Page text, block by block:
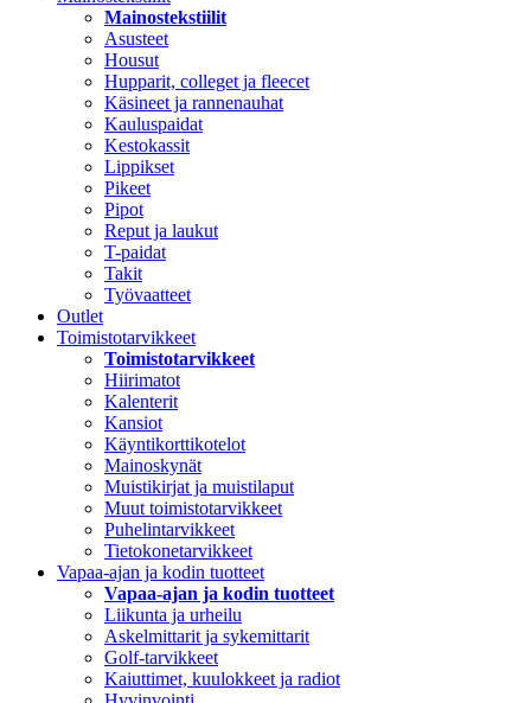
Mainostekstiilit
Asusteet
Housut
Hupparit, colleget ja fleecet
Käsineet ja rannenauhat
Kauluspaidat
Kestokassit
Lippikset
Pikeet
Pipot
Reput ja laukut
T-paidat
Takit
Työvaatteet
Outlet
Toimistotarvikkeet
Toimistotarvikkeet
Hiirimatot
Kalenterit
Kansiot
Käyntikorttikotelot
Mainoskynät
Muistikirjat ja muistilaput
Muut toimistotarvikkeet
Puhelintarvikkeet
Tietokonetarvikkeet
Vapaa-ajan ja kodin tuotteet
Vapaa-ajan ja kodin tuotteet
Liikunta ja urheilu
Askelmittarit ja sykemittarit
Golf-tarvikkeet
Kaiuttimet, kuulokkeet ja radiot